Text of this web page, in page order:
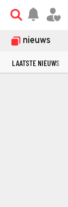
nieuws
LAATSTE NIEUWS